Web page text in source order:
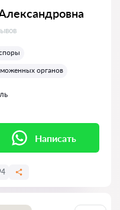
органов
Написать